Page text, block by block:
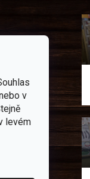
v
levém
místě